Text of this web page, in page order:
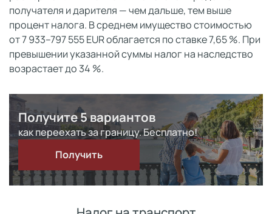
получателя и дарителя — чем дальше, тем выше
процент налога. В среднем имущество стоимостью
от 7 933–797 555 EUR облагается по ставке 7,65 %. При
превышении указанной суммы налог на наследство
возрастает до 34 %.
Получите 5 вариантов
как переехать за границу. Бесплатно!
Получить